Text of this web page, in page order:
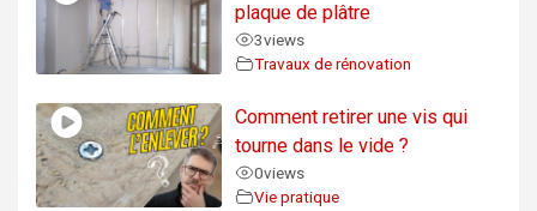
plaque de plâtre
3views
Travaux de rénovation
Comment retirer une vis qui
tourne dans le vide ?
0views
Vie pratique